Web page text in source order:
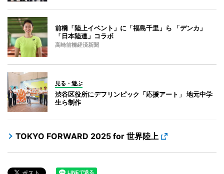
前橋「陸上イベント」に「福島千里」ら 「デンカ」
「日本陸連」コラボ
高崎前橋経済新聞
見る・遊ぶ
渋谷区役所にデフリンピック「応援アート」 地元中学
生ら制作
TOKYO FORWARD 2025 for 世界陸上